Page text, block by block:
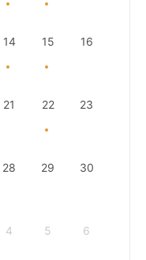
14 15 16
21 22 23
28 29 30
4 5 6